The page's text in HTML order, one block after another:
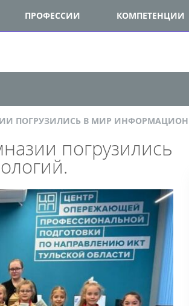
ПРОФЕССИИ КОМПЕТЕНЦИИ
ПОГРУЗИЛИСЬ В МИР
погрузились